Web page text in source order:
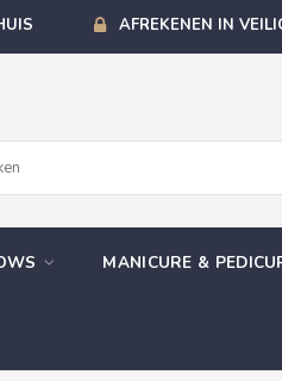
AFREKENEN IN
MANICURE &